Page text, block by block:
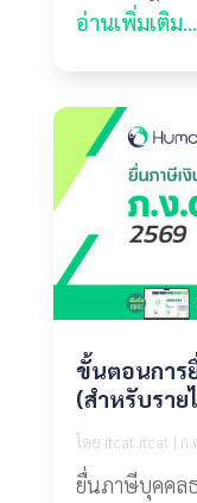
อ่านเพิ่มเติม...
ขั้นตอนการ
(สำหรับราย
โดย itcat itcat | ก.
ยื่นภาษีบุคคล